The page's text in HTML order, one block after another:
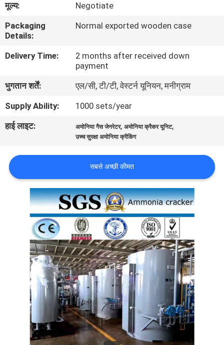
कारखाना
दौरा
गुणवत्ता
नियंत्रण
हमसे
संपर्क
समाचार
उद्धरण
NEWS
साइटमैप
मूल्य:
Negotiate
Packaging
Details:
Normal exported wooden case
Delivery Time:
2 months after received down
payment
भुगतान शर्तें:
एल/सी, टी/टी, वेस्टर्न यूनियन, मनीग्राम
Supply Ability:
1000 sets/year
हाई लाइट:
अमोनिया गैस जेनरेटर,अमोनिया क्रैकर यूनिट,
उच्च सुरक्षा अमोनिया क्रैकिंग
सबसे अच्छी कीमत